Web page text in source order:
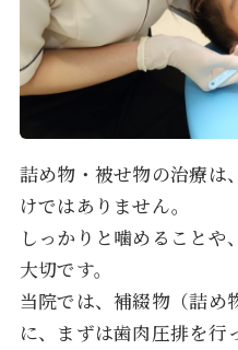
詰め物・被せ物の治療は
けではありません。
しっかりと噛めることや
大切です。
当院では、補綴物（詰め
に、まずは歯肉圧排を行